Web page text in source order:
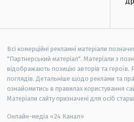
Всі комерційні рекламні матеріали
"Партнерський матеріал". Матеріали з
відображають позицію авторів та героїв.
поглядів. Детальніше щодо реклами та
ознайомитись в правилах користування
Матеріали сайту призначені для осіб
Онлайн-медіа «24 Канал»